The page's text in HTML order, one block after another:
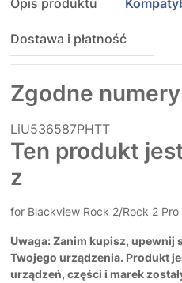
Opis produktu
Dostawa i płatność
Zgodne
LiU536587PHTT
Ten produkt
z
for Blackview Rock 2/Rock 2 Pro
Uwaga: Zanim kupisz, upewnij
Twojego urządzenia. Produkt
urządzeń, części i marek